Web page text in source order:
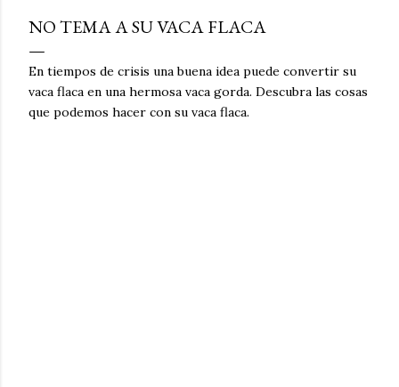
NO TEMA A SU VACA FLACA
En tiempos de crisis una buena idea puede convertir su
vaca flaca en una hermosa vaca gorda. Descubra las cosas
que podemos hacer con su vaca flaca.